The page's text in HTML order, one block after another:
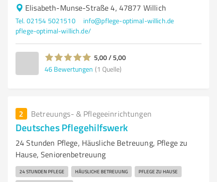
Elisabeth-Munse-Straße 4, 47877 Willich
Tel. 02154 5021510
info@pflege-optimal-willich.de
pflege-optimal-willich.de/
5,00 / 5,00
46 Bewertungen (1 Quelle)
2 Betreuungs- & Pflegeeinrichtungen
Deutsches Pflegehilfswerk
24 Stunden Pflege, Häusliche Betreuung, Pflege zu
Hause, Seniorenbetreuung
24 STUNDEN PFLEGE HÄUSLICHE BETREUUNG PFLEGE ZU HAUSE